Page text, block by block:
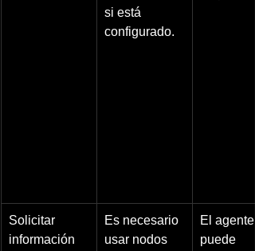
si está
configurado.
Solicitar
información
Es necesario
usar nodos
El agente
puede